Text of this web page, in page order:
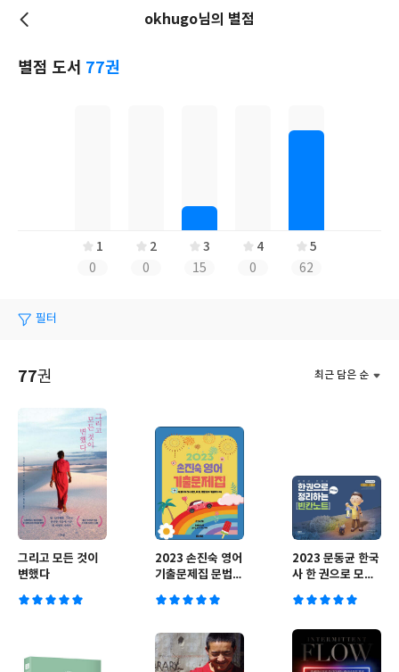
okhugo님의 별점
별점 도서 77권
1
0
2
0
3
15
4
0
5
62
필터
최근 담은 순
77권
그리고 모든 것이
변했다
2023 손진숙 영어
기출문제집 문법/
2023 문동균 한국
사 한 권으로 모든
칸노트